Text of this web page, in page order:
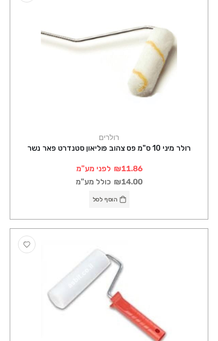
רולרים
רולר מיני 10 ס"מ פס צהוב פוליאון סטנדרט פאר נשר
₪11.86 לפני מע"מ
₪14.00 כולל מע"מ
הוסף לסל